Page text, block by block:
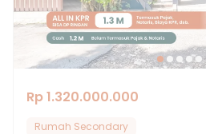
Rp 1.320.000.000
Rumah Secondary